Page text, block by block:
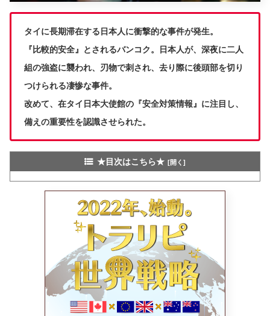
タイに長期滞在する日本人に衝撃的な事件が発生。
『比較的安全』とされるバンコク。日本人が、深夜に二人
組の強盗に襲われ、刃物で刺され、去り際に後頭部を切り
つけられる凄惨な事件。
改めて、在タイ日本大使館の『安全対策情報』に注目し、
備えの重要性を認識させられた。
★目次はこちら★